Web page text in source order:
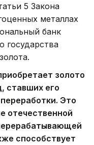
5 Закона
металлах
банк
государства
золото
ставших его
Это
отечественной
способствует